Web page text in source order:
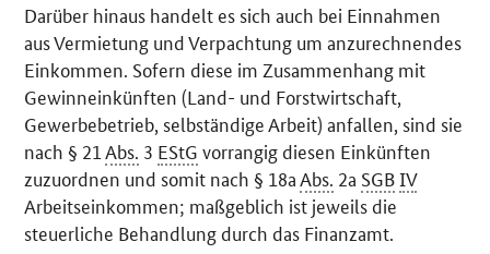
Darüber hinaus handelt es sich auch bei Einnahmen
aus Vermietung und Verpachtung um anzurechnendes
Einkommen. Sofern diese im Zusammenhang mit
Gewinneinkünften (Land- und Forstwirtschaft,
Gewerbebetrieb, selbständige Arbeit) anfallen, sind sie
nach § 21Abs. 3 EStG vorrangig diesen Einkünften
zuzuordnen und somit nach § 18aAbs. 2a SGBIV
Arbeitseinkommen; maßgeblich ist jeweils die
steuerliche Behandlung durch das Finanzamt.